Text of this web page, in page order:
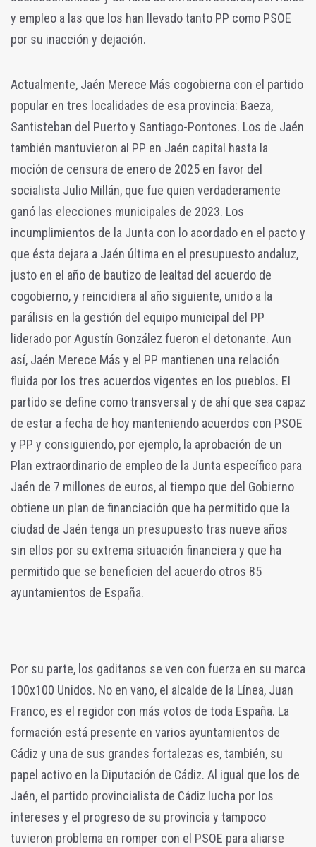
y empleo a las que los han llevado tanto PP como PSOE
por su inacción y dejación.
Actualmente, Jaén Merece Más cogobierna con el partido
popular en tres localidades de esa provincia: Baeza,
Santisteban del Puerto y Santiago-Pontones. Los de Jaén
también mantuvieron al PP en Jaén capital hasta la
moción de censura de enero de 2025 en favor del
socialista Julio Millán, que fue quien verdaderamente
ganó las elecciones municipales de 2023. Los
incumplimientos de la Junta con lo acordado en el pacto y
que ésta dejara a Jaén última en el presupuesto andaluz,
justo en el año de bautizo de lealtad del acuerdo de
cogobierno, y reincidiera al año siguiente, unido a la
parálisis en la gestión del equipo municipal del PP
liderado por Agustín González fueron el detonante. Aun
así, Jaén Merece Más y el PP mantienen una relación
fluida por los tres acuerdos vigentes en los pueblos. El
partido se define como transversal y de ahí que sea capaz
de estar a fecha de hoy manteniendo acuerdos con PSOE
y PP y consiguiendo, por ejemplo, la aprobación de un
Plan extraordinario de empleo de la Junta específico para
Jaén de 7 millones de euros, al tiempo que del Gobierno
obtiene un plan de financiación que ha permitido que la
ciudad de Jaén tenga un presupuesto tras nueve años
sin ellos por su extrema situación financiera y que ha
permitido que se beneficien del acuerdo otros 85
ayuntamientos de España.
Por su parte, los gaditanos se ven con fuerza en su marca
100x100 Unidos. No en vano, el alcalde de la Línea, Juan
Franco, es el regidor con más votos de toda España. La
formación está presente en varios ayuntamientos de
Cádiz y una de sus grandes fortalezas es, también, su
papel activo en la Diputación de Cádiz. Al igual que los de
Jaén, el partido provincialista de Cádiz lucha por los
intereses y el progreso de su provincia y tampoco
tuvieron problema en romper con el PSOE para aliarse